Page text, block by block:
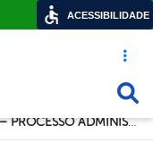
Acesso
DISPENSA Nº 004/2017 – PROCESSO ADMINISTRATIVO Nº 004/2017 – ENCERRADAS
ACESSIBILIDADE